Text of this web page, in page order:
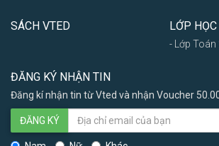
SÁCH VTED LỚP
- Lớp Toán
ĐĂNG KÝ NHẬN TIN
Đăng kí nhận tin từ Vted và nhận Voucher
ĐĂNG KÝ